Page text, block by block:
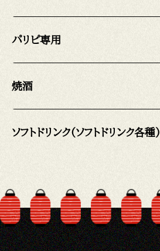
パリピ専用
焼酒
ソフトドリンク(ソフトドリンク各種)